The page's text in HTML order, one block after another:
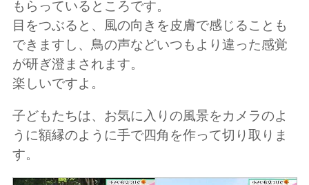
もらっているところです。
目をつぶると、風の向きを皮膚で感じることも
できますし、鳥の声などいつもより違った感覚
が研ぎ澄まされます。
楽しいですよ。
子どもたちは、お気に入りの風景をカメラのよ
うに額縁のように手で四角を作って切り取りま
す。